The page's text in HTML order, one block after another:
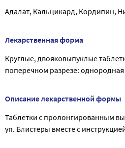
Адалат, Кальцикард, Кордипин,
Лекарственная форма
Круглые, двояковыпуклые
поперечном разрезе: однородная
Описание лекарственной формы
Таблетки с пролонгированным
уп. Блистеры вместе с